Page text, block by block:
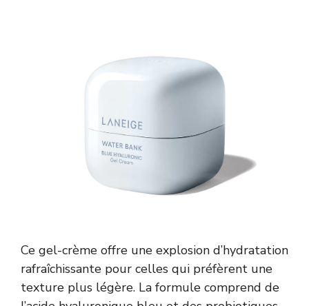
Ce gel-crème offre une explosion d’hydratation
rafraîchissante pour celles qui préfèrent une
texture plus légère. La formule comprend de